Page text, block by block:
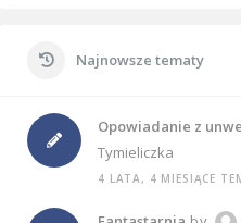
Najnowsze tematy
Opowiadanie z
Tymieliczka
4 LATA, 4 MIESIĄCE